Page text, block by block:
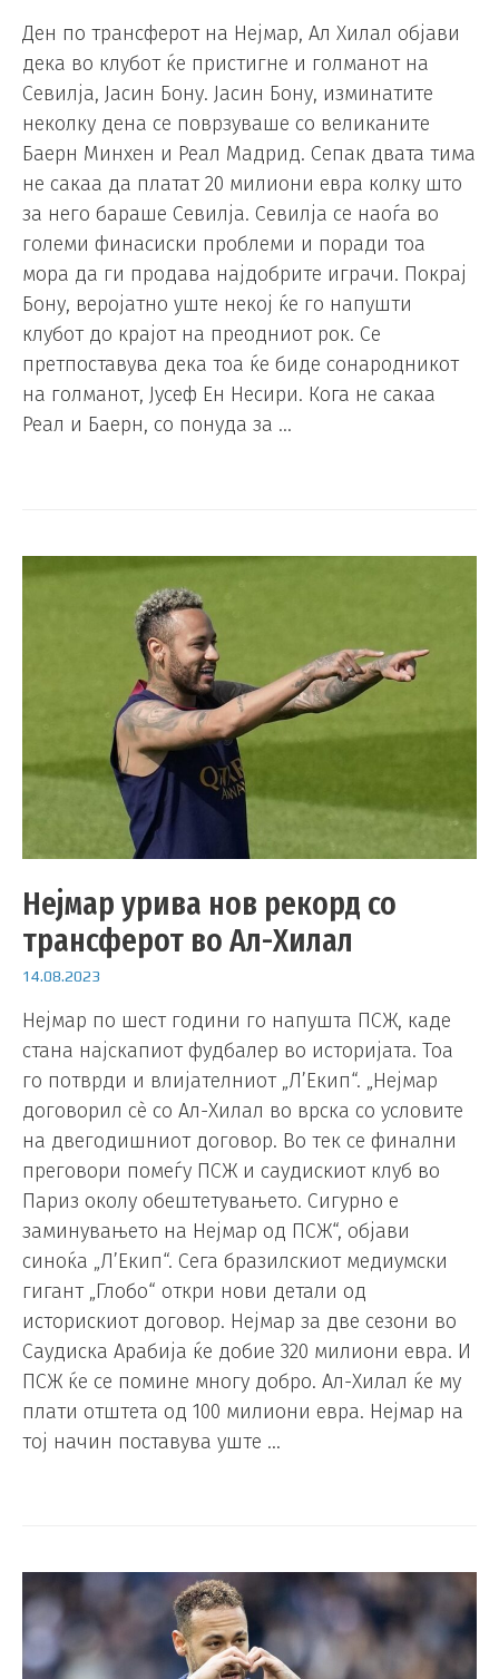
Ден по трансферот на Нејмар, Ал Хилал објави
дека во клубот ќе пристигне и голманот на
Севилја, Јасин Бону. Јасин Бону, изминатите
неколку дена се поврзуваше со великаните
Баерн Минхен и Реал Мадрид. Сепак двата тима
не сакаа да платат 20 милиони евра колку што
за него бараше Севилја. Севилја се наоѓа во
големи финасиски проблеми и поради тоа
мора да ги продава најдобрите играчи. Покрај
Бону, веројатно уште некој ќе го напушти
клубот до крајот на преодниот рок. Се
претпоставува дека тоа ќе биде сонародникот
на голманот, Јусеф Ен Несири. Кога не сакаа
Реал и Баерн, со понуда за …
Нејмар урива нов рекорд со
трансферот во Ал-Хилал
14.08.2023
Нејмар по шест години го напушта ПСЖ, кaде
стана најскапиот фудбалер во историјата. Тоа
го потврди и влијателниот „Л’Екип“. „Нејмар
договорил сѐ со Ал-Хилал во врска со условите
на двегодишниот договор. Во тек се финални
преговори помеѓу ПСЖ и саудискиот клуб во
Париз околу обештетувањето. Сигурно е
заминувањето на Нејмар од ПСЖ“, објави
синоќа „Л’Екип“. Сега бразилскиот медиумски
гигант „Глобо“ откри нови детали од
историскиот договор. Нејмар за две сезони во
Саудиска Арабија ќе добие 320 милиони евра. И
ПСЖ ќе се помине многу добро. Ал-Хилал ќе му
плати отштета од 100 милиони евра. Нејмар на
тој начин поставува уште …